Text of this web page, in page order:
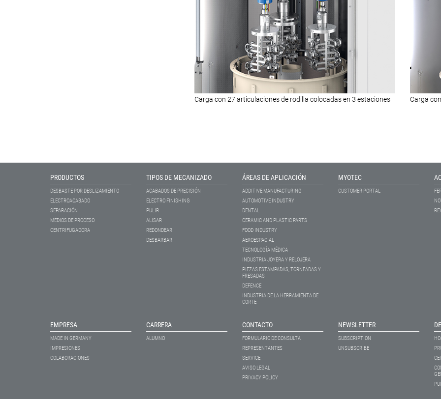
Carga con 27 articulaciones de rodilla colocadas en 3 estaciones Carga
PRODUCTOS
DESBASTE POR DESLIZAMIENTO
ELECTROACABADO
SEPARACIÓN
MEDIOS DE PROCESO
CENTRIFUGADORA
TIPOS DE MECANIZADO
ACABADOS DE PRECISIÓN
ELECTRO FINISHING
PULIR
ALISAR
REDONDEAR
DESBARBAR
ÁREAS DE APLICACIÓN
ADDITIVE MANUFACTURING
AUTOMOTIVE INDUSTRY
DENTAL
CERAMIC AND PLASTIC PARTS
FOOD INDUSTRY
AEROESPACIAL
TECNOLOGÍA MÉDICA
INDUSTRIA JOYERA Y RELOJERA
PIEZAS ESTAMPADAS, TORNEADAS Y
FRESADAS
DEFENCE
INDUSTRIA DE LA HERRAMIENTA DE
CORTE
MYOTEC
CUSTOMER PORTAL
EMPRESA
MADE IN GERMANY
IMPRESIONES
COLABORACIONES
CARRERA
ALUMNO
CONTACTO
FORMULARIO DE CONSULTA
REPRESENTANTES
SERVICE
AVISO LEGAL
PRIVACY POLICY
NEWSLETTER
SUBSCRIPTION
UNSUBSCRIBE